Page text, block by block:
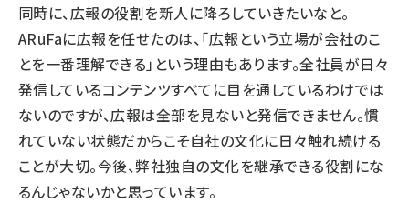
同時に、広報の役割を新人に降ろしていきたいなと。
ARuFaに広報を任せたのは、「広報という立場が会社のこ
とを一番理解できる」という理由もあります。全社員が日々
発信しているコンテンツすべてに目を通しているわけでは
ないのですが、広報は全部を見ないと発信できません。慣
れていない状態だからこそ自社の文化に日々触れ続ける
ことが大切。今後、弊社独自の文化を継承できる役割にな
るんじゃないかと思っています。